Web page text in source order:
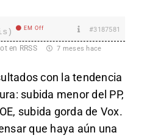
EM Off #3187581
en RRSS 7 meses hace
con la tendencia
subida menor del PP,
subida gorda de Vox.
que haya aún una